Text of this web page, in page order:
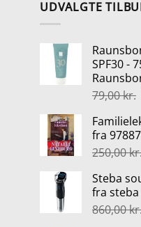
UDVALGTE
SPF30 -
79,00kr.
fra
250,00
Steba
fra steba
860,00